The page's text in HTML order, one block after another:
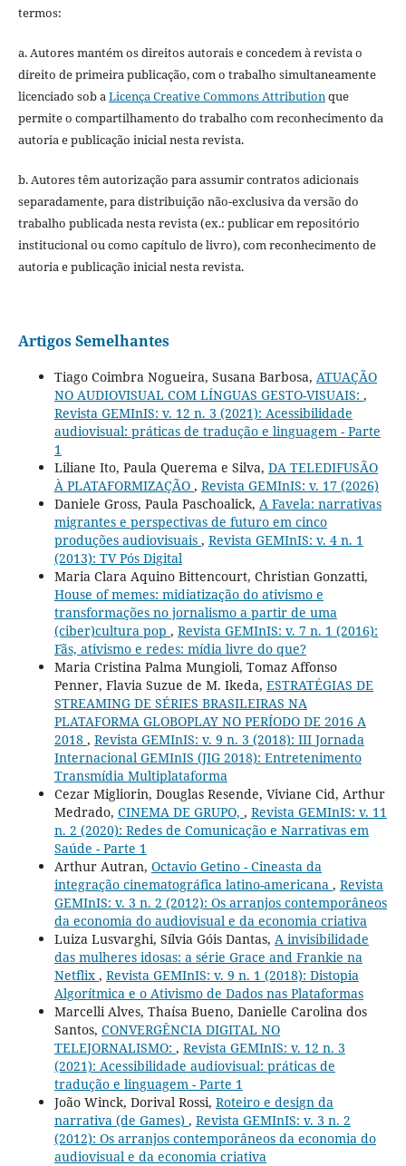
termos:
a. Autores mantém os direitos autorais e concedem à revista o
direito de primeira publicação, com o trabalho simultaneamente
licenciado sob aLicença Creative Commons Attributionque
permite o compartilhamento do trabalho com reconhecimento da
autoria e publicação inicial nesta revista.
b. Autores têm autorização para assumir contratos adicionais
separadamente, para distribuição não-exclusiva da versão do
trabalho publicada nesta revista (ex.: publicar em repositório
institucional ou como capítulo de livro), com reconhecimento de
autoria e publicação inicial nesta revista.
Artigos Semelhantes
Tiago Coimbra Nogueira, Susana Barbosa, ATUAÇÃO
NO AUDIOVISUAL COM LÍNGUAS GESTO-VISUAIS: ,
Revista GEMInIS: v. 12 n. 3 (2021): Acessibilidade
audiovisual: práticas de tradução e linguagem - Parte
1
Liliane Ito, Paula Querema e Silva, DA TELEDIFUSÃO
À PLATAFORMIZAÇÃO , Revista GEMInIS: v. 17 (2026)
Daniele Gross, Paula Paschoalick, A Favela: narrativas
migrantes e perspectivas de futuro em cinco
produções audiovisuais , Revista GEMInIS: v. 4 n. 1
(2013): TV Pós Digital
Maria Clara Aquino Bittencourt, Christian Gonzatti,
House of memes: midiatização do ativismo e
transformações no jornalismo a partir de uma
(ciber)cultura pop , Revista GEMInIS: v. 7 n. 1 (2016):
Fãs, ativismo e redes: mídia livre do que?
Maria Cristina Palma Mungioli, Tomaz Affonso
Penner, Flavia Suzue de M. Ikeda, ESTRATÉGIAS DE
STREAMING DE SÉRIES BRASILEIRAS NA
PLATAFORMA GLOBOPLAY NO PERÍODO DE 2016 A
2018 , Revista GEMInIS: v. 9 n. 3 (2018): III Jornada
Internacional GEMInIS (JIG 2018): Entretenimento
Transmídia Multiplataforma
Cezar Migliorin, Douglas Resende, Viviane Cid, Arthur
Medrado, CINEMA DE GRUPO, , Revista GEMInIS: v. 11
n. 2 (2020): Redes de Comunicação e Narrativas em
Saúde - Parte 1
Arthur Autran, Octavio Getino - Cineasta da
integração cinematográfica latino-americana , Revista
GEMInIS: v. 3 n. 2 (2012): Os arranjos contemporâneos
da economia do audiovisual e da economia criativa
Luiza Lusvarghi, Sílvia Góis Dantas, A invisibilidade
das mulheres idosas: a série Grace and Frankie na
Netflix , Revista GEMInIS: v. 9 n. 1 (2018): Distopia
Algorítmica e o Ativismo de Dados nas Plataformas
Marcelli Alves, Thaísa Bueno, Danielle Carolina dos
Santos, CONVERGÊNCIA DIGITAL NO
TELEJORNALISMO: , Revista GEMInIS: v. 12 n. 3
(2021): Acessibilidade audiovisual: práticas de
tradução e linguagem - Parte 1
João Winck, Dorival Rossi, Roteiro e design da
narrativa (de Games) , Revista GEMInIS: v. 3 n. 2
(2012): Os arranjos contemporâneos da economia do
audiovisual e da economia criativa